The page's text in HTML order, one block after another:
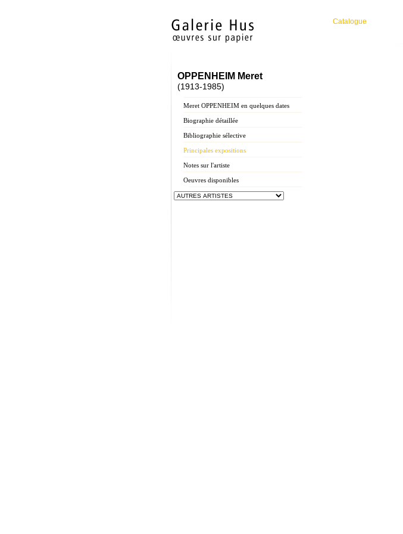
Catalogue
OPPENHEIM Meret
(1913-1985)
Meret OPPENHEIM en quelques dates
Biographie détaillée
Bibliographie sélective
Principales expositions
Notes sur l'artiste
Oeuvres disponibles